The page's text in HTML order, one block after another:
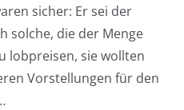
sicher: Er sei der
solche, die der Menge
lobpreisen, sie wollten
Vorstellungen für den